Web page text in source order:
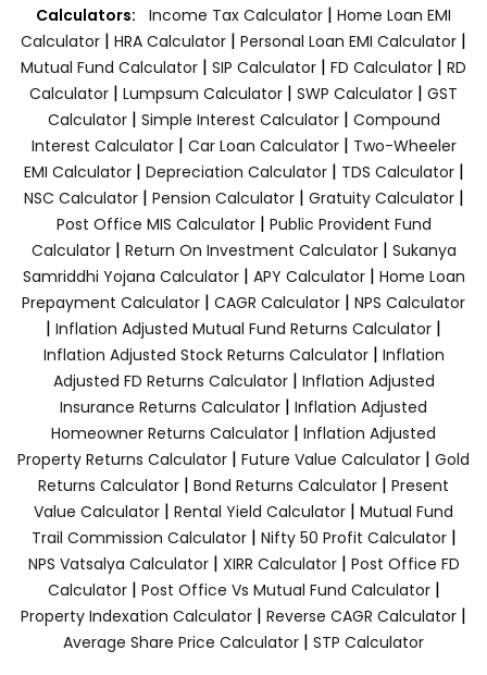
Calculators: Income Tax Calculator | Home Loan EMI
Calculator | HRA Calculator | Personal Loan EMI Calculator |
Mutual Fund Calculator | SIP Calculator | FD Calculator | RD
Calculator | Lumpsum Calculator | SWP Calculator | GST
Calculator| Simple Interest Calculator| Compound
Interest Calculator| Car Loan Calculator| Two-Wheeler
EMI Calculator| Depreciation Calculator| TDS Calculator|
NSC Calculator| Pension Calculator| Gratuity Calculator|
Post Office MIS Calculator| Public Provident Fund
Calculator| Return On Investment Calculator| Sukanya
Samriddhi Yojana Calculator| APY Calculator| Home Loan
Prepayment Calculator | CAGR Calculator | NPS Calculator
| Inflation Adjusted Mutual Fund Returns Calculator |
Inflation Adjusted Stock Returns Calculator| Inflation
Adjusted FD Returns Calculator| Inflation Adjusted
Insurance Returns Calculator | Inflation Adjusted
Homeowner Returns Calculator | Inflation Adjusted
Property Returns Calculator | Future Value Calculator | Gold
Returns Calculator | Bond Returns Calculator | Present
Value Calculator | Rental Yield Calculator | Mutual Fund
Trail Commission Calculator| Nifty 50 Profit Calculator|
NPS Vatsalya Calculator| XIRR Calculator| Post Office FD
Calculator| Post Office Vs Mutual Fund Calculator|
Property Indexation Calculator | Reverse CAGR Calculator |
Average Share Price Calculator | STP Calculator